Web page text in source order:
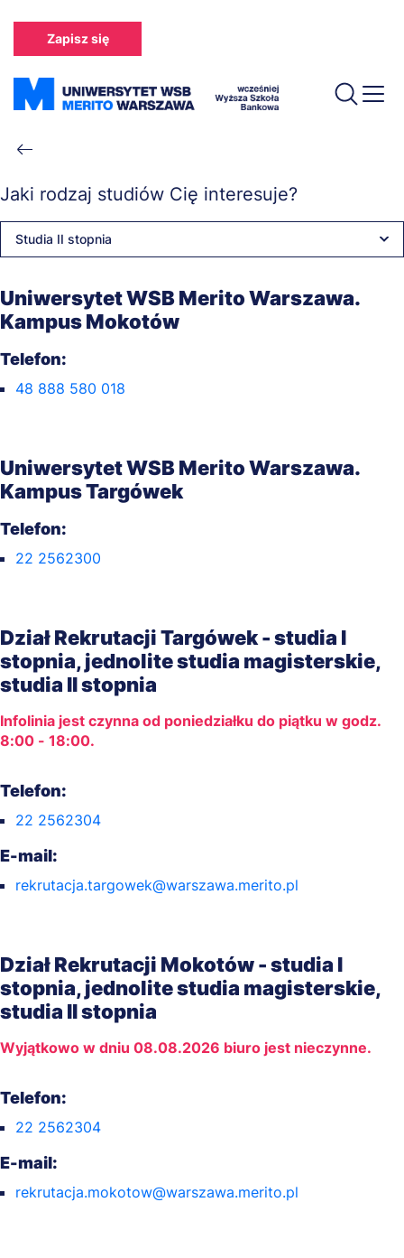
treści
Zapisz się
Ścieżka
nawigacyjna
Jaki rodzaj studiów Cię interesuje?
Studia II stopnia
Uniwersytet WSB Merito Warszawa.
Kampus Mokotów
Telefon:
48 888 580 018
Uniwersytet WSB Merito Warszawa.
Kampus Targówek
Telefon:
22 2562300
Dział Rekrutacji Targówek - studia I
stopnia, jednolite studia magisterskie,
studia II stopnia
Infolinia jest czynna od poniedziałku do piątku w godz.
8:00 - 18:00.
Telefon:
22 2562304
E-mail:
rekrutacja.targowek@warszawa.merito.pl
Dział Rekrutacji Mokotów - studia I
stopnia, jednolite studia magisterskie,
studia II stopnia
Wyjątkowo w dniu 08.08.2026 biuro jest nieczynne.
Telefon:
22 2562304
E-mail:
rekrutacja.mokotow@warszawa.merito.pl